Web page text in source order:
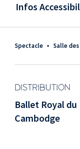
Spectacle • Salle
DISTRIBUTION
Ballet Royal du
Cambodge
Infos